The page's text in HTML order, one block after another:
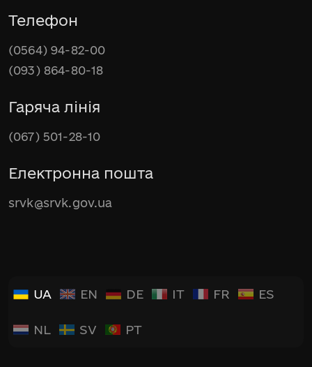
Телефон
(0564) 94-82-00
(093) 864-80-18
Гаряча лінія
(067) 501-28-10
Електронна пошта
srvk@srvk.gov.ua
UA EN DE IT FR ES
NL SV PT